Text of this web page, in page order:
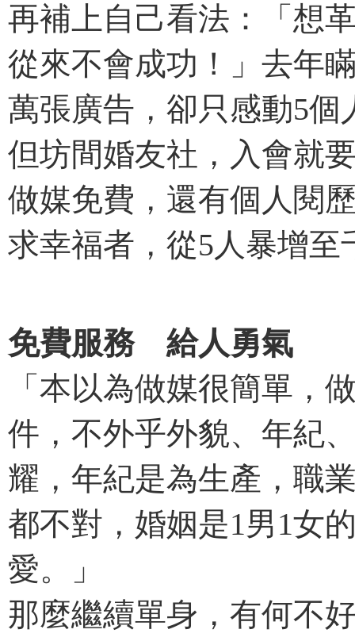
再補上自己看法：「想
從來不會成功！」去年
萬張廣告，卻只感動5
但坊間婚友社，入會就
做媒免費，還有個人閱
求幸福者，從5人暴增至
免費服務 給人勇氣
「本以為做媒很簡單，
件，不外乎外貌、年紀
耀，年紀是為生產，職
都不對，婚姻是1男1女
愛。」
那麼繼續單身，有何不